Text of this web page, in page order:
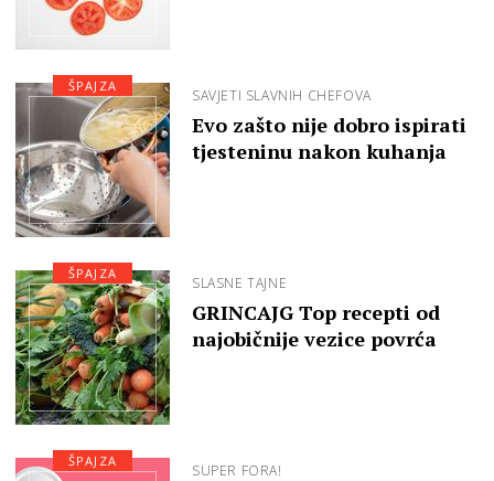
SAVJETI SLAVNIH CHEFOVA
Evo zašto nije dobro ispirati
tjesteninu nakon kuhanja
ŠPAJZA
SLASNE TAJNE
GRINCAJG Top recepti od
najobičnije vezice povrća
ŠPAJZA
SUPER FORA!
ŠPAJZA